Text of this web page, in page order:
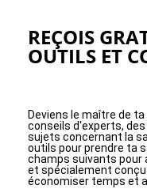
REÇOIS
OUTILS ET
Deviens le maître de
conseils d'experts,
sujets concernant la
outils pour prendre ta
champs suivants pour
et spécialement
économiser temps et